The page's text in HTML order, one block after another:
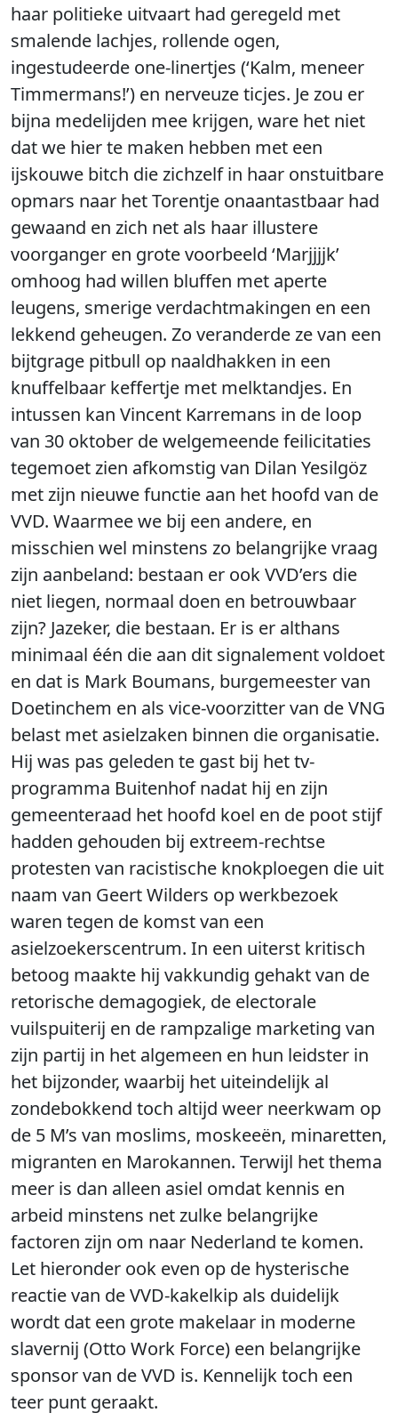
haar politieke uitvaart had geregeld met
smalende lachjes, rollende ogen,
ingestudeerde one-linertjes (‘Kalm, meneer
Timmermans!’) en nerveuze ticjes. Je zou er
bijna medelijden mee krijgen, ware het niet
dat we hier te maken hebben met een
ijskouwe bitch die zichzelf in haar onstuitbare
opmars naar het Torentje onaantastbaar had
gewaand en zich net als haar illustere
voorganger en grote voorbeeld ‘Marjjjjk’
omhoog had willen bluffen met aperte
leugens, smerige verdachtmakingen en een
lekkend geheugen. Zo veranderde ze van een
bijtgrage pitbull op naaldhakken in een
knuffelbaar keffertje met melktandjes. En
intussen kan Vincent Karremans in de loop
van 30 oktober de welgemeende feilicitaties
tegemoet zien afkomstig van Dilan Yesilgöz
met zijn nieuwe functie aan het hoofd van de
VVD. Waarmee we bij een andere, en
misschien wel minstens zo belangrijke vraag
zijn aanbeland: bestaan er ook VVD’ers die
niet liegen, normaal doen en betrouwbaar
zijn? Jazeker, die bestaan. Er is er althans
minimaal één die aan dit signalement voldoet
en dat is Mark Boumans, burgemeester van
Doetinchem en als vice-voorzitter van de VNG
belast met asielzaken binnen die organisatie.
Hij was pas geleden te gast bij het tv-
programma Buitenhof nadat hij en zijn
gemeenteraad het hoofd koel en de poot stijf
hadden gehouden bij extreem-rechtse
protesten van racistische knokploegen die uit
naam van Geert Wilders op werkbezoek
waren tegen de komst van een
asielzoekerscentrum. In een uiterst kritisch
betoog maakte hij vakkundig gehakt van de
retorische demagogiek, de electorale
vuilspuiterij en de rampzalige marketing van
zijn partij in het algemeen en hun leidster in
het bijzonder, waarbij het uiteindelijk al
zondebokkend toch altijd weer neerkwam op
de 5 M’s van moslims, moskeeën, minaretten,
migranten en Marokannen. Terwijl het thema
meer is dan alleen asiel omdat kennis en
arbeid minstens net zulke belangrijke
factoren zijn om naar Nederland te komen.
Let hieronder ook even op de hysterische
reactie van de VVD-kakelkip als duidelijk
wordt dat een grote makelaar in moderne
slavernij (Otto Work Force) een belangrijke
sponsor van de VVD is. Kennelijk toch een
teer punt geraakt.